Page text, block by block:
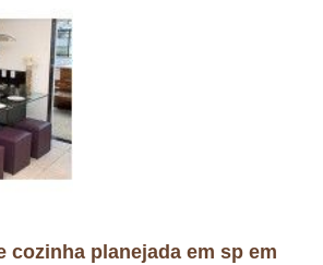
cozinha planejada em sp em